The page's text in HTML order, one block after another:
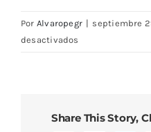
Por Alvaropegr | septiembre
desactivados
Share This Story,